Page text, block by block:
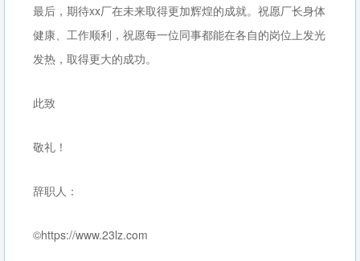
最后，期待xx厂在未来取得更加辉煌的成就。祝愿厂长身体
健康、工作顺利，祝愿每一位同事都能在各自的岗位上发光
发热，取得更大的成功。
此致
敬礼！
辞职人：
©https://www.23lz.com